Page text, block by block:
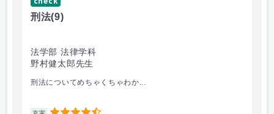
刑法(9)
法学部 法律学科
野村健太郎先生
刑法についてめちゃくちゃわか...